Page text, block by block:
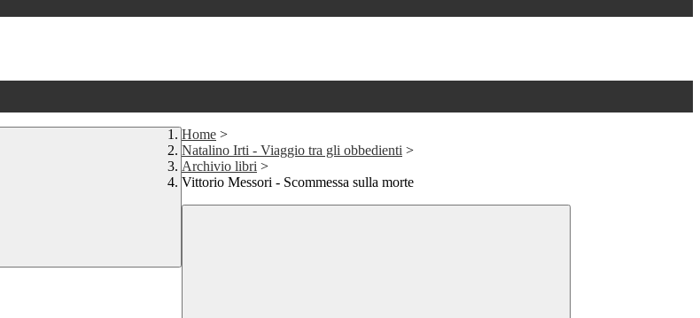
Home >
Natalino Irti - Viaggio tra gli obbedienti >
Archivio libri >
Vittorio Messori - Scommessa sulla morte